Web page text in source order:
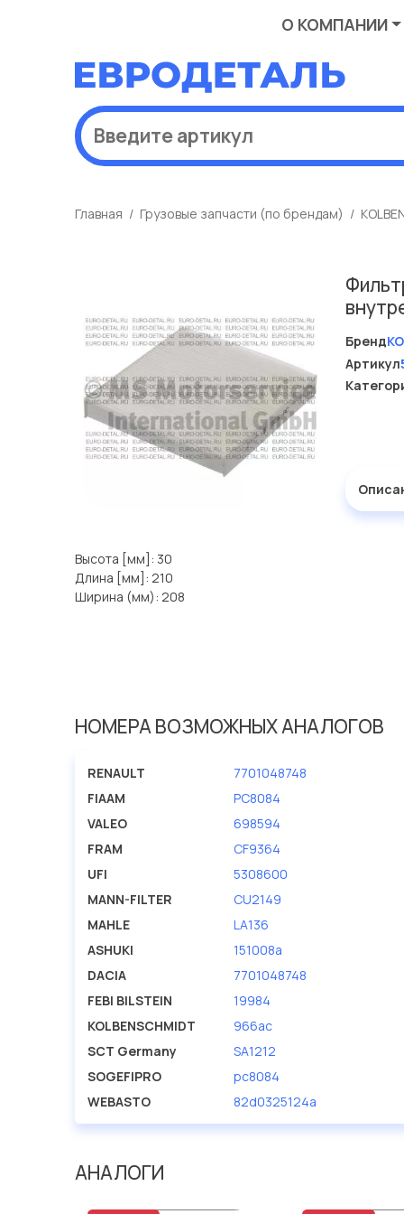
О КОМПАНИИ
Главная Грузовые запчасти (по брендам)
Бренд
Артикул
Высота [мм]: 30
Длина [мм]: 210
Ширина (мм): 208
НОМЕРА ВОЗМОЖНЫХ АНАЛОГОВ
RENAULT
7701048748
FIAAM
PC8084
VALEO
698594
FRAM
CF9364
UFI
5308600
MANN-FILTER
CU2149
MAHLE
LA136
ASHUKI
151008a
DACIA
7701048748
FEBI BILSTEIN
19984
KOLBENSCHMIDT
966ac
SCT Germany
SA1212
SOGEFIPRO
pc8084
WEBASTO
82d0325124a
АНАЛОГИ